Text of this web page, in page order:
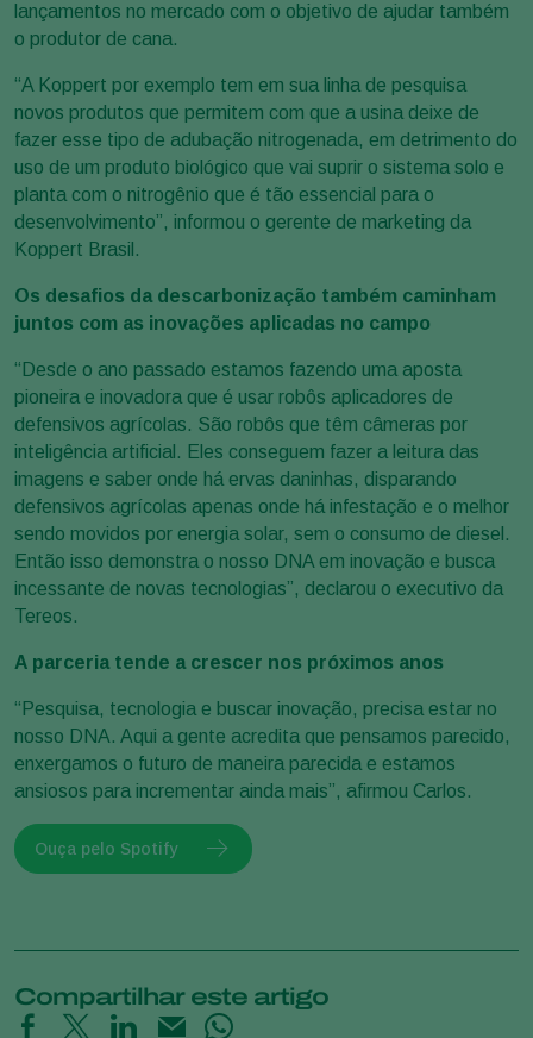
lançamentos no mercado com o objetivo de ajudar também
o produtor de cana.
“A Koppert por exemplo tem em sua linha de pesquisa
novos produtos que permitem com que a usina deixe de
fazer esse tipo de adubação nitrogenada, em detrimento do
uso de um produto biológico que vai suprir o sistema solo e
planta com o nitrogênio que é tão essencial para o
desenvolvimento”, informou o gerente de marketing da
Koppert Brasil.
Os desafios da descarbonização também caminham
juntos com as inovações aplicadas no campo
“Desde o ano passado estamos fazendo uma aposta
pioneira e inovadora que é usar robôs aplicadores de
defensivos agrícolas. São robôs que têm câmeras por
inteligência artificial. Eles conseguem fazer a leitura das
imagens e saber onde há ervas daninhas, disparando
defensivos agrícolas apenas onde há infestação e o melhor
sendo movidos por energia solar, sem o consumo de diesel.
Então isso demonstra o nosso DNA em inovação e busca
incessante de novas tecnologias”, declarou o executivo da
Tereos.
A parceria tende a crescer nos próximos anos
“Pesquisa, tecnologia e buscar inovação, precisa estar no
nosso DNA. Aqui a gente acredita que pensamos parecido,
enxergamos o futuro de maneira parecida e estamos
ansiosos para incrementar ainda mais”, afirmou Carlos.
Ouça pelo Spotify
Compartilhar este artigo